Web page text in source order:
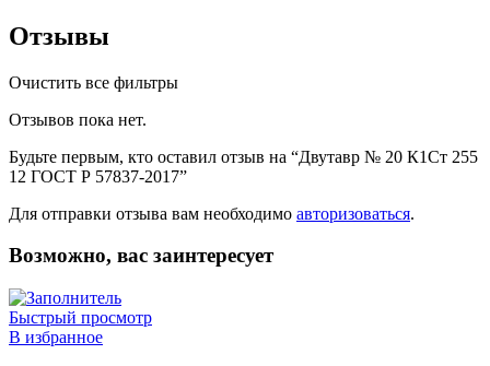
Отзывы
Очистить все фильтры
Отзывов пока нет.
Будьте первым, кто оставил отзыв на “Двутавр № 20 К1Ст 255
12 ГОСТ Р 57837-2017”
Для отправки отзыва вам необходимо авторизоваться.
Возможно, вас заинтересует
Быстрый просмотр
В избранное